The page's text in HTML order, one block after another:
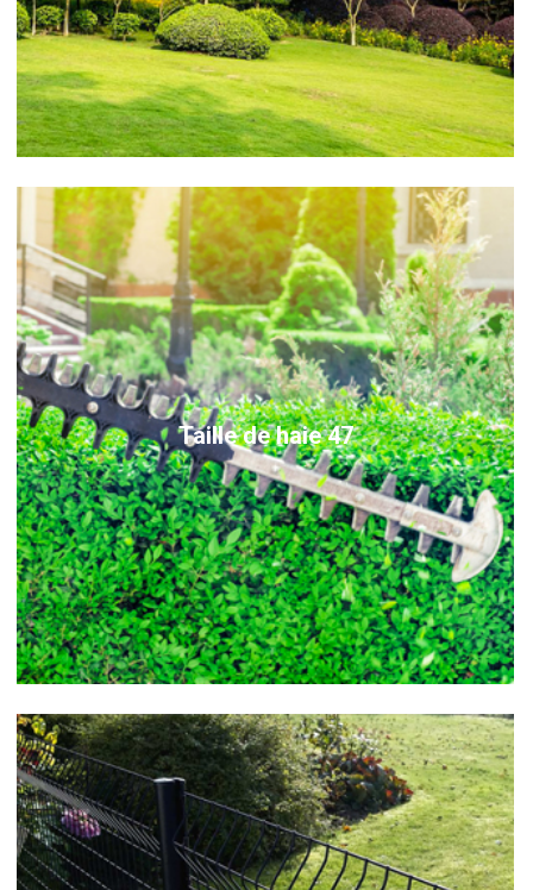
Taille de haie 47